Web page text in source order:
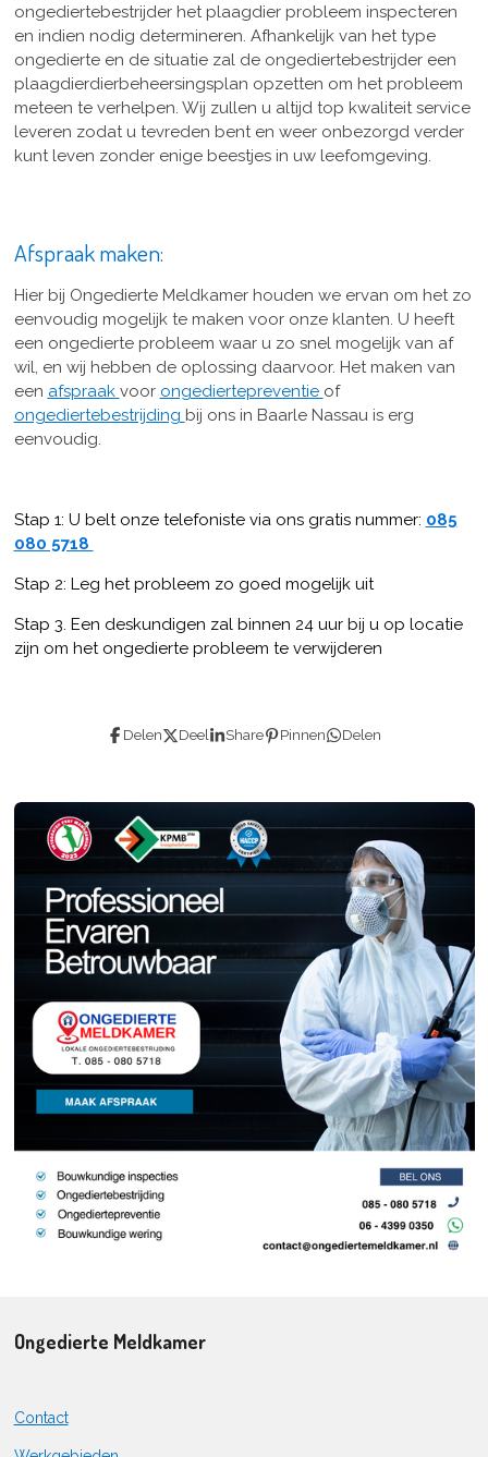
ongediertebestrijder het plaagdier probleem inspecteren
en indien nodig determineren. Afhankelijk van het type
ongedierte en de situatie zal de ongediertebestrijder een
plaagdierdierbeheersingsplan opzetten om het probleem
meteen te verhelpen. Wij zullen u altijd top kwaliteit service
leveren zodat u tevreden bent en weer onbezorgd verder
kunt leven zonder enige beestjes in uw leefomgeving.
Afspraak maken:
Hier bij Ongedierte Meldkamer houden we ervan om het zo
eenvoudig mogelijk te maken voor onze klanten. U heeft
een ongedierte probleem waar u zo snel mogelijk van af
wil, en wij hebben de oplossing daarvoor. Het maken van
een afspraak voor ongediertepreventie of
ongediertebestrijding bij ons in Baarle Nassau is erg
eenvoudig.
Stap 1: U belt onze telefoniste via ons gratis nummer: 085
080 5718
Stap 2: Leg het probleem zo goed mogelijk uit
Stap 3. Een deskundigen zal binnen 24 uur bij u op locatie
zijn om het ongedierte probleem te verwijderen
Delen Deel Share Pinnen Delen
Ongedierte Meldkamer
Contact